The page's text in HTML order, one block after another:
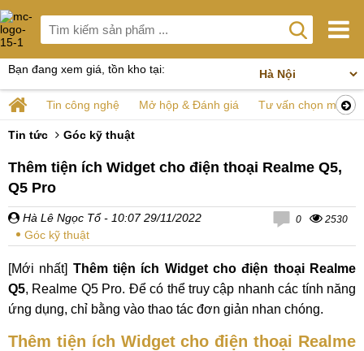
Bạn đang xem giá, tồn kho tại:
Tin công nghệ Mở hộp & Đánh giá Tư vấn chọn mua
Tin tức Góc kỹ thuật
Thêm tiện ích Widget cho điện thoại Realme Q5,
Q5 Pro
Hà Lê Ngọc Tổ - 10:07 29/11/2022
Góc kỹ thuật
0 2530
[Mới nhất] Thêm tiện ích Widget cho điện thoại Realme
Q5, Realme Q5 Pro. Để có thể truy cập nhanh các tính năng
ứng dụng, chỉ bằng vào thao tác đơn giản nhan chóng.
Thêm tiện ích Widget cho điện thoại Realme